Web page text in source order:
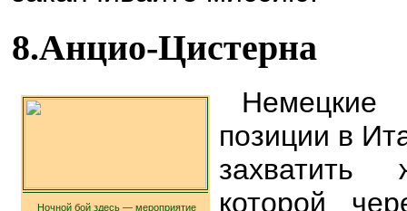
8.Анцио-Цистерна
Ночной бой здесь — мероприятие
Немецкие
позиции в
захватить
которой